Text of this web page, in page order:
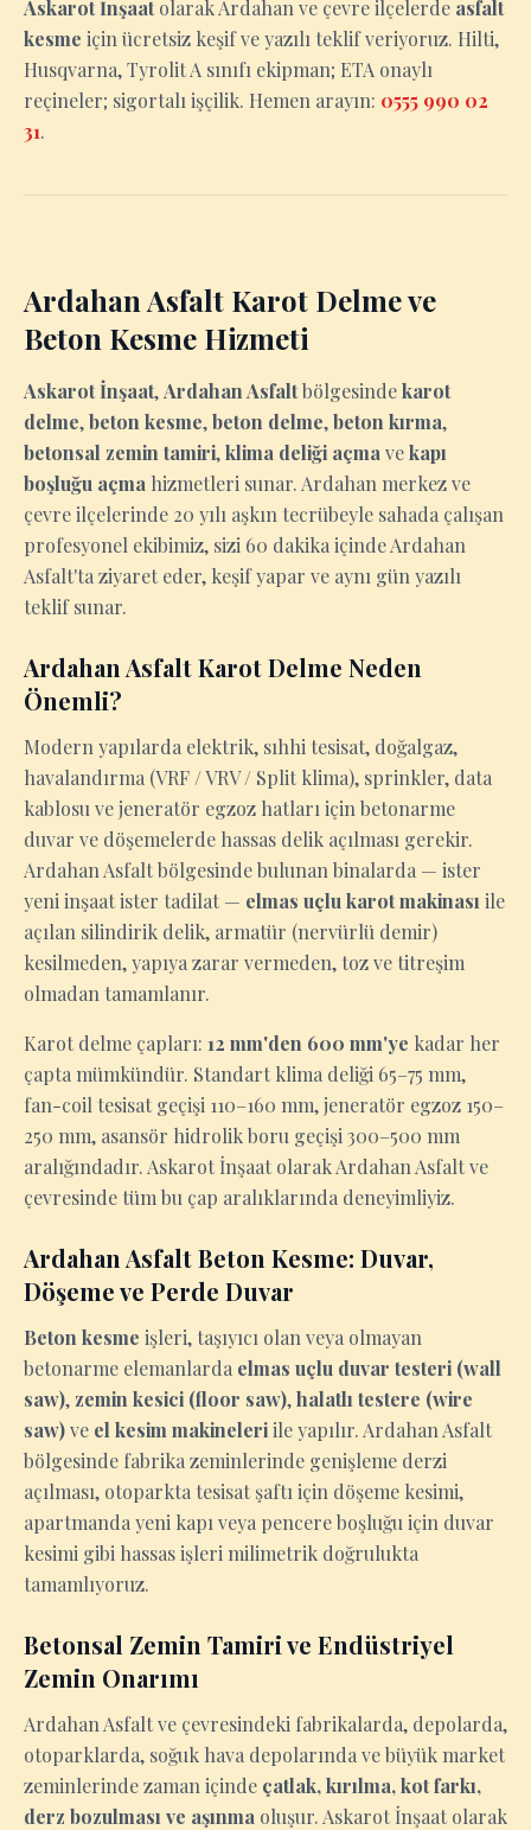
Askarot İnşaatolarak Ardahan ve çevre ilçelerde asfalt
kesme için ücretsiz keşif ve yazılı teklif veriyoruz. Hilti,
Husqvarna, Tyrolit A sınıfı ekipman; ETA onaylı
reçineler; sigortalı işçilik. Hemen arayın: 0555 990 02
31.
Ardahan Asfalt Karot Delme ve
Beton Kesme Hizmeti
Askarot İnşaat,Ardahan Asfaltbölgesindekarot
delme,beton kesme,beton delme,beton kırma,
betonsal zemin tamiri,klima deliği açma vekapı
boşluğu açma hizmetleri sunar. Ardahan merkez ve
çevre ilçelerinde 20 yılı aşkın tecrübeyle sahada çalışan
profesyonel ekibimiz, sizi 60 dakika içinde Ardahan
Asfalt'ta ziyaret eder, keşif yapar ve aynı gün yazılı
teklif sunar.
Ardahan Asfalt Karot Delme Neden
Önemli?
Modern yapılarda elektrik, sıhhi tesisat, doğalgaz,
havalandırma (VRF / VRV / Split klima), sprinkler, data
kablosu ve jeneratör egzoz hatları için betonarme
duvar ve döşemelerde hassas delik açılması gerekir.
Ardahan Asfalt bölgesinde bulunan binalarda — ister
yeni inşaat ister tadilat — elmas uçlu karot makinası ile
açılan silindirik delik, armatür (nervürlü demir)
kesilmeden, yapıya zarar vermeden, toz ve titreşim
olmadan tamamlanır.
Karot delme çapları: 12 mm'den 600 mm'ye kadar her
çapta mümkündür. Standart klima deliği 65–75 mm,
fan-coil tesisat geçişi 110–160 mm, jeneratör egzoz 150–
250 mm, asansör hidrolik boru geçişi 300–500 mm
aralığındadır. Askarot İnşaat olarak Ardahan Asfalt ve
çevresinde tüm bu çap aralıklarında deneyimliyiz.
Ardahan Asfalt Beton Kesme: Duvar,
Döşeme ve Perde Duvar
Beton kesme işleri, taşıyıcı olan veya olmayan
betonarme elemanlarda elmas uçlu duvar testeri (wall
saw), zemin kesici (floor saw),halatlı testere (wire
saw)ve el kesim makineleriile yapılır. Ardahan Asfalt
bölgesinde fabrika zeminlerinde genişleme derzi
açılması, otoparkta tesisat şaftı için döşeme kesimi,
apartmanda yeni kapı veya pencere boşluğu için duvar
kesimi gibi hassas işleri milimetrik doğrulukta
tamamlıyoruz.
Betonsal Zemin Tamiri ve Endüstriyel
Zemin Onarımı
Ardahan Asfalt ve çevresindeki fabrikalarda, depolarda,
otoparklarda, soğuk hava depolarında ve büyük market
zeminlerinde zaman içinde çatlak, kırılma, kot farkı,
derz bozulması ve aşınma oluşur. Askarot İnşaat olarak